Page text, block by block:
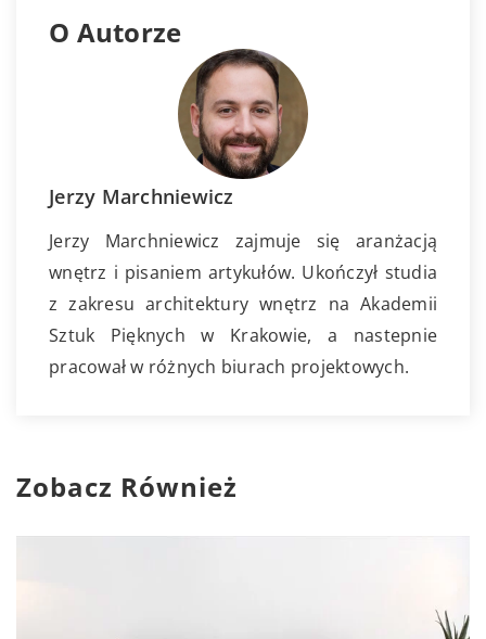
O Autorze
Jerzy Marchniewicz
Jerzy Marchniewicz zajmuje się aranżacją
wnętrz i pisaniem artykułów. Ukończył studia
z zakresu architektury wnętrz na Akademii
Sztuk Pięknych w Krakowie, a nastepnie
pracował w różnych biurach projektowych.
Zobacz Również